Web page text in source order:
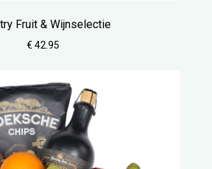
Fruit & Wijnselectie
€ 42.95